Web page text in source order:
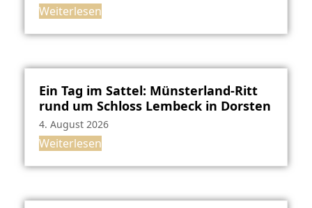
Weiterlesen
Ein Tag im Sattel: Münsterland-Ritt
rund um Schloss Lembeck in Dorsten
4. August 2026
Weiterlesen